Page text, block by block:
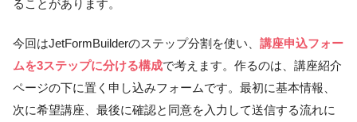
ることがあります。
今回はJetFormBuilderのステップ分割を使い、 講座申込フォー
ムを3ステップに分ける構成で考えます。作るのは、講座紹介
ページの下に置く申し込みフォームです。最初に基本情報、
次に希望講座、最後に確認と同意を入力して送信する流れに